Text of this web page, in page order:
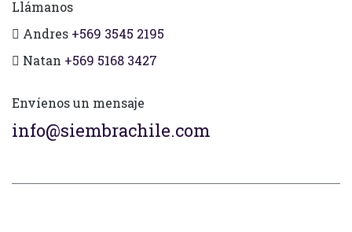
Llámanos
Andres +569 3545 2195
Natan +569 5168 3427
Envíenos un mensaje
info@siembrachile.com